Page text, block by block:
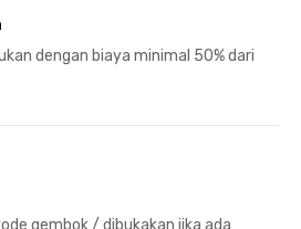
dengan biaya minimal 50% dari
gembok / dibukakan jika ada